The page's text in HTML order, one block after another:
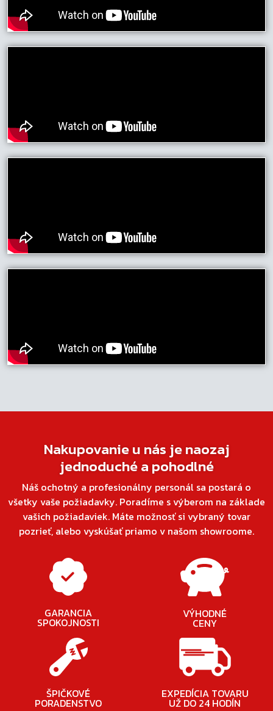
Nakupovanie u nás je naozaj
jednoduché a pohodlné
Náš ochotný a profesionálny personál sa postará o
všetky vaše požiadavky. Poradíme s výberom na základe
vašich požiadaviek. Máte možnosť si vybraný tovar
pozrieť, alebo vyskúšať priamo v našom showroome.
GARANCIA
SPOKOJNOSTI
VÝHODNÉ
CENY
ŠPIČKOVÉ
PORADENSTVO
EXPEDÍCIA TOVARU
UŽ DO 24 HODÍN